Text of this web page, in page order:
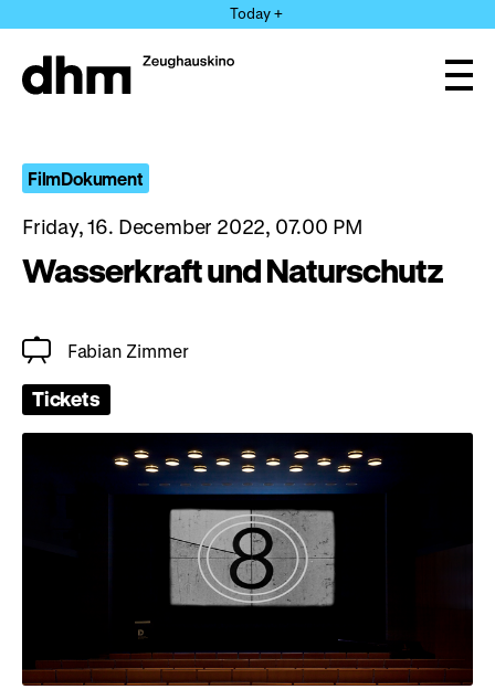
directly
the
Today +
FilmDokument
Friday, 16. December 2022, 07.00 PM
Wasserkraft und Naturschutz
Fabian Zimmer
Tickets